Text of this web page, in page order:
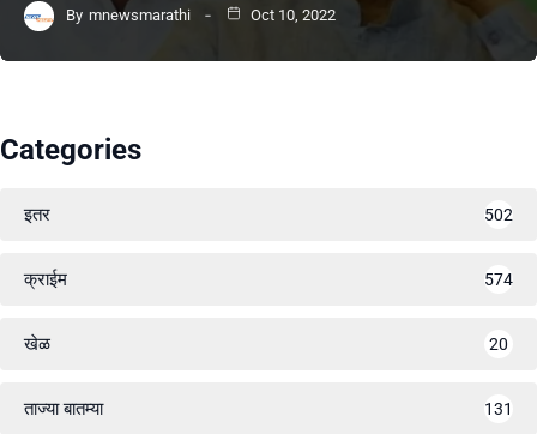
By mnewsmarathi Oct 10, 2022
Categories
इतर 502
क्राईम 574
खेळ 20
ताज्या बातम्या 131